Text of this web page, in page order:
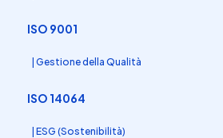
ISO 9001
| Gestione della Qualità
ISO 14064
| ESG (Sostenibilità)